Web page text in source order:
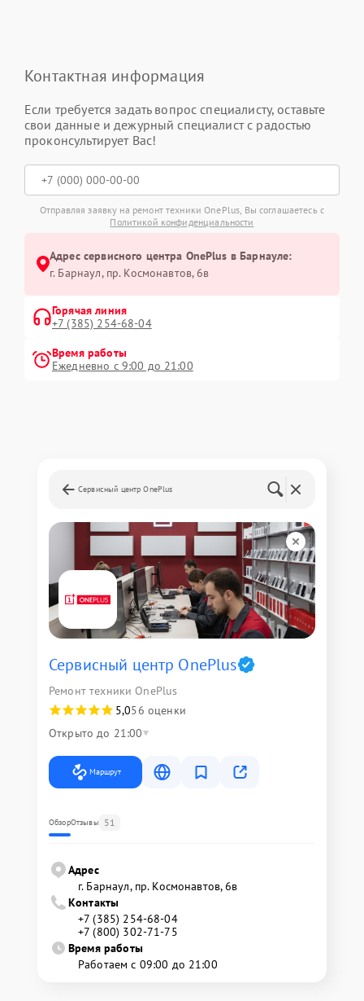
Контактная информация
Если требуется задать вопрос специалисту, оставьте
свои данные и дежурный специалист с радостью
проконсультирует Вас!
Отправляя заявку на ремонт техники OnePlus, Вы соглашаетесь с
Политикой конфиденциальности
Адрес сервисного центра OnePlus в Барнауле:
г. Барнаул, ​пр. Космонавтов, 6в
Горячая линия
+7 (385) 254-68-04
Время работы
Ежедневно с 9:00 до 21:00
Сервисный центр OnePlus
Сервисный центр OnePlus
Ремонт техники OnePlus
5,056 оценки
Открыто до 21:00
Маршрут
ОбзорОтзывы 51
Адрес
г. Барнаул, ​пр. Космонавтов, 6в
Контакты
+7 (385) 254-68-04
+7 (800) 302-71-75
Время работы
Работаем с 09:00 до 21:00